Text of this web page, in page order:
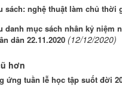
sách: nghệ thuật làm chủ thời
danh mục sách nhân kỷ niệm
dân 22.11.2020 (12/12/2020)
hơn
ứng tuần lễ học tập suốt đời